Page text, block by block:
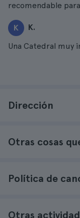
recomendable
K K.
Una Catedral muy
Dirección
Otras cosas
Política de
Otras